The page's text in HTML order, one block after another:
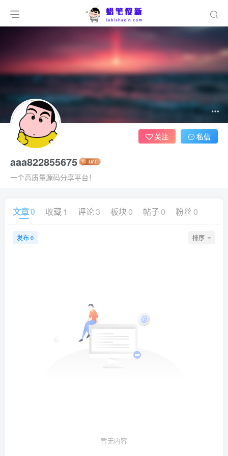
aaa822855675
一个高质量源码分享平台！
关注 私信
文章0 收藏1 评论3 板块 0 帖子0 粉丝 0
发布 0 排序
暂无内容